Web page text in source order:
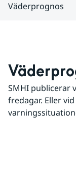
Väderprognos
SMHI publicerar
fredagar. Eller